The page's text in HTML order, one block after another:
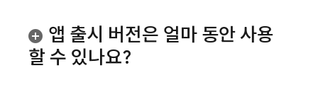
앱 출시 버전은 얼마 동안 사용
할 수 있나요?